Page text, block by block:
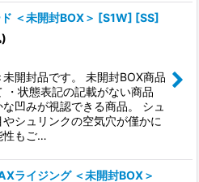
ド ＜未開封BOX＞ [S1W] [SS]
開封品です。 未開封BOX商品
・状態表記の記載がない商品
凹みが視認できる商品。 シュ
やシュリンクの空気穴が僅かに
性もご…
ライジング ＜未開封BOX＞